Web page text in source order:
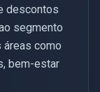
descontos
segmento
áreas como
bem-estar